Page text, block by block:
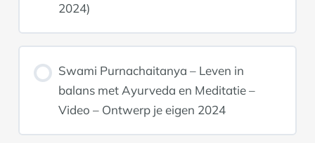
2024)
Swami Purnachaitanya – Leven in
balans met Ayurveda en Meditatie –
Video – Ontwerp je eigen 2024